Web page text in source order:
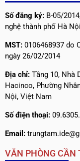
Số đăng ký: B-05/
nghệ thành phố Hà
MST: 0106468937 do
ngày 26/02/2014
Địa chỉ: Tầng 10, Nhà
Hacinco, Phường
Nội, Việt Nam
Số điện thoại:
Email:
VĂN PHÒNG CẦN